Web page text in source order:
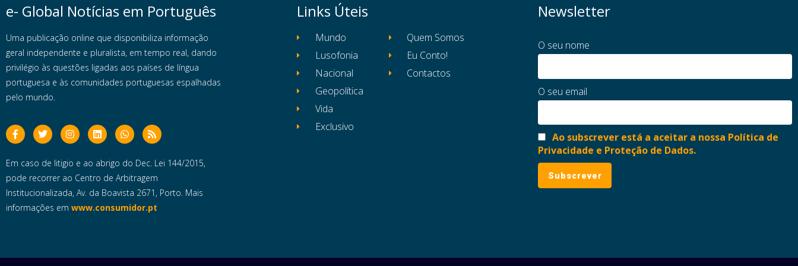
e- Global Notícias em Português
Uma publicação online que disponibiliza informação
geral independente e pluralista, em tempo real, dando
privilégio às questões ligadas aos países de língua
portuguesa e às comunidades portuguesas espalhadas
pelo mundo.
Em caso de litigio e ao abrigo do Dec. Lei 144/2015,
pode recorrer ao Centro de Arbitragem
Institucionalizada, Av. da Boavista 2671, Porto. Mais
informações em www.consumidor.pt
Links Úteis
Mundo
Lusofonia
Nacional
Geopolítica
Vida
Exclusivo
Quem Somos
Eu Conto!
Contactos
Newsletter
O seu nome
O seu email
Ao subscrever está a aceitar a nossa Política de
Privacidade e Proteção de Dados.